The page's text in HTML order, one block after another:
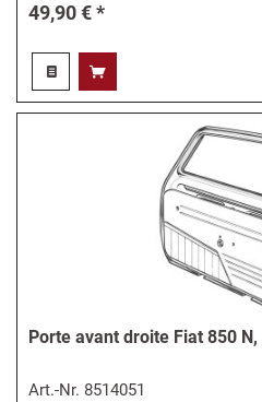
49,90 € *
Porte avant droite Fiat 850
Art.-Nr. 8514051